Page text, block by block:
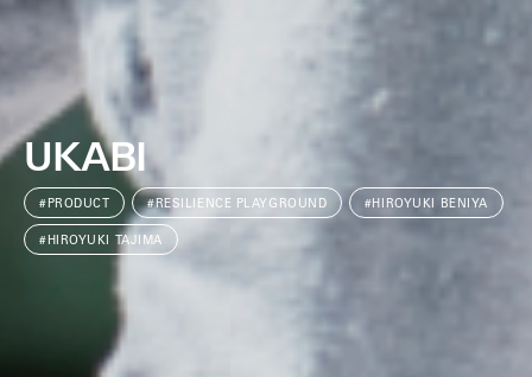
UKABI
#PRODUCT #RESILIENCE PLAYGROUND #HIROYUKI BENIYA
#HIROYUKI TAJIMA